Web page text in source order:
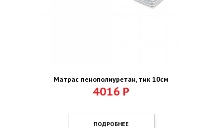
Матрас пенополиуретан, тик 10см
4016 Р
ПОДРОБНЕЕ